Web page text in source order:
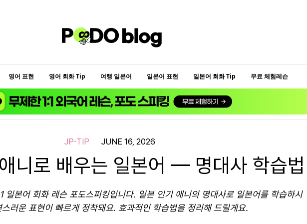
영어 표현 영어 회화 Tip 여행 일본어 일본어 표현 일본어 회화 Tip 무료 체험레슨
JP-TIP JUNE 16, 2026
니로 배우는 일본어 — 명대사 학습법
일본어 회화 레슨 포도스피킹입니다. 일본 인기 애니의 명대사로 일본어를 학습하시
스러운 표현이 빠르게 정착돼요. 효과적인 학습법을 정리해 드릴게요.